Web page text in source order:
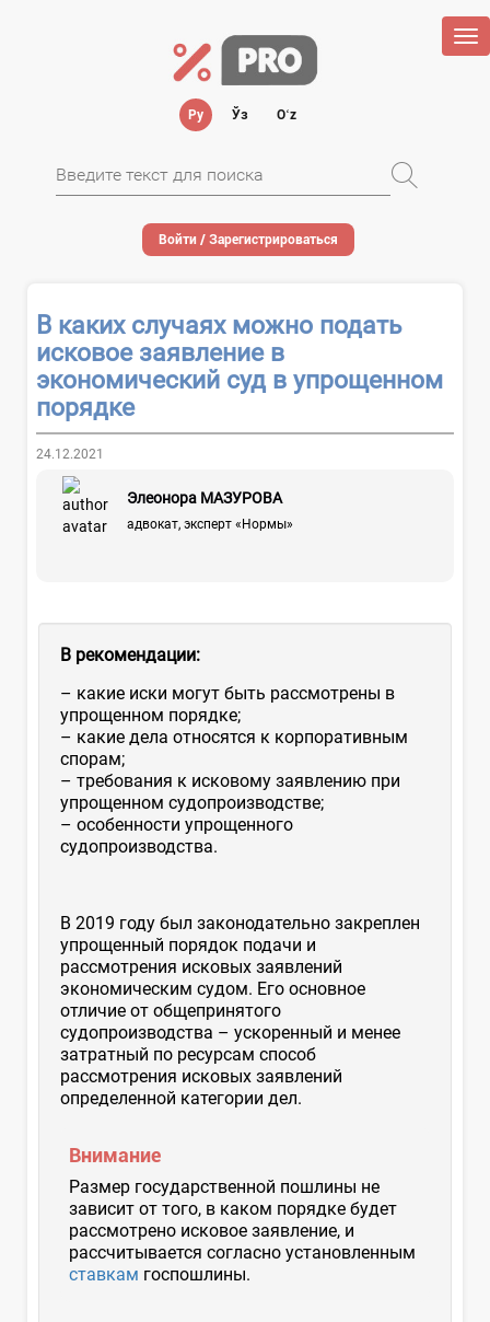
Ру Ўз Oʻz
Войти / Зарегистрироваться
В каких случаях можно подать
исковое заявление в
экономический суд в упрощенном
порядке
24.12.2021
Элеонора МАЗУРОВА
адвокат, эксперт «Нормы»
В рекомендации:
– какие иски могут быть рассмотрены в
упрощенном порядке;
– какие дела относятся к корпоративным
спорам;
– требования к исковому заявлению при
упрощенном судопроизводстве;
– особенности упрощенного
судопроизводства.
В 2019 году был законодательно закреплен
упрощенный порядок подачи и
рассмотрения исковых заявлений
экономическим судом. Его основное
отличие от общепринятого
судопроизводства – ускоренный и менее
затратный по ресурсам способ
рассмотрения исковых заявлений
определенной категории дел.
Внимание
Размер государственной пошлины не
зависит от того, в каком порядке будет
рассмотрено исковое заявление, и
рассчитывается согласно установленным
ставкам госпошлины.